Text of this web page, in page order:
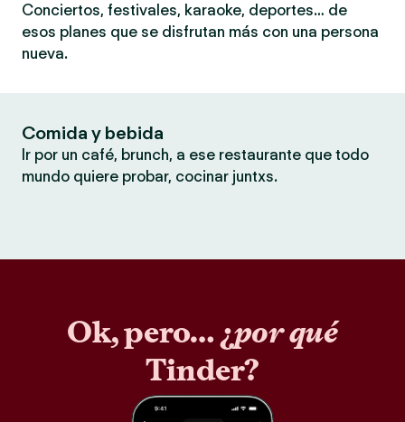
Conciertos, festivales, karaoke, deportes… de
esos planes que se disfrutan más con una persona
nueva.
Comida y bebida
Ir por un café, brunch, a ese restaurante que todo
mundo quiere probar, cocinar juntxs.
Ok, pero… ¿por qué
Tinder?